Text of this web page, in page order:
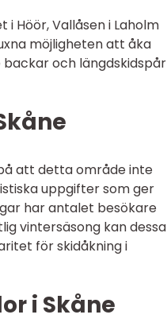
Höör, Vallåsen i Laholm
möjligheten att åka
och längdskidspår
att detta område inte
uppgifter som ger
har antalet besökare
vintersäsong kan dessa
för skidåkning i
i Skåne